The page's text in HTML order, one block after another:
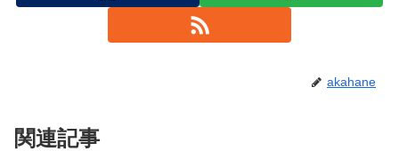
akahane
関連記事